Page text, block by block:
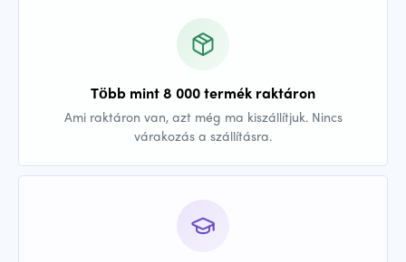
Több mint 8 000 termék raktáron
Ami raktáron van, azt még ma kiszállítjuk. Nincs
várakozás a szállításra.